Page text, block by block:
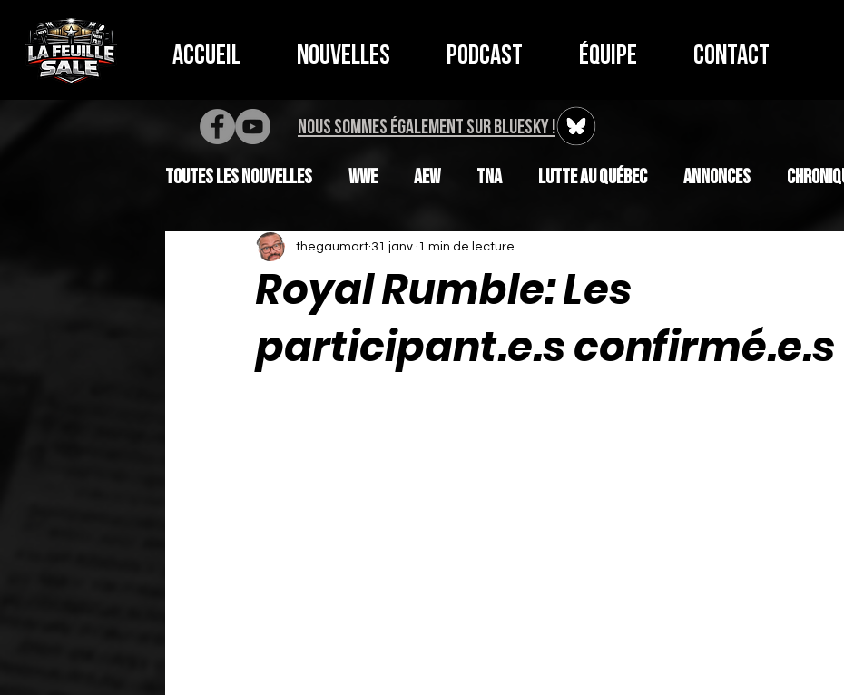
Accueil Nouvelles Podcast Équipe Contact
Toutes les nouvelles WWE AEW TNA Lutte au Québec Annonces
Royal Rumble: Les
participant.e.s confirmé.e.s
thegaumart 31 janv. 1 min de lecture
NOUS SOMMES ÉGALEMENT SUR BLUESKY !